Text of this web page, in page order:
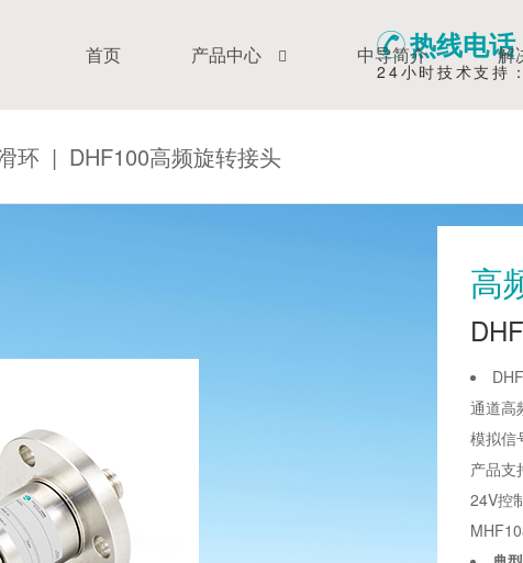
首页 产品中心 中导简介 解
热线电
24小时技术支持
环 | DHF100高频旋转接头
高
通道高
模拟信
产品支
24V控